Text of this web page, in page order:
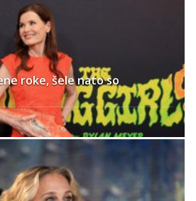
roke, šele nato so